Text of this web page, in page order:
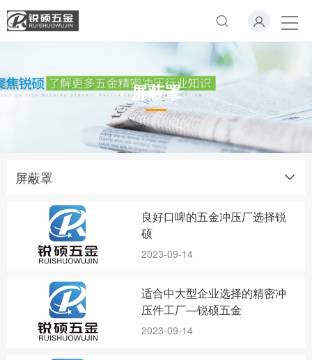
屏蔽罩
屏蔽罩
良好口啤的五金冲压厂选择锐
硕
2023-09-14
适合中大型企业选择的精密冲
压件工厂—锐硕五金
2023-09-14